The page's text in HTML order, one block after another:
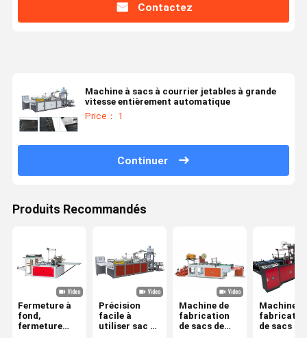
Contactez
Machine à sacs à courrier jetables à grande
vitesse entièrement automatique
Price： 1
Continuer
Produits Recommandés
Fermeture à
fond,
fermeture
Précision
facile à
utiliser sac de
Machine de
fabrication
de sacs de
Machine
de sacs à